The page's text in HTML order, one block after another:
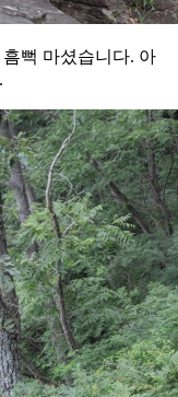
뻑 마셨습니다. 아